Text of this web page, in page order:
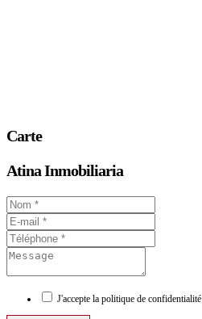
Carte
Atina Inmobiliaria
J'accepte la politique de confidentialité